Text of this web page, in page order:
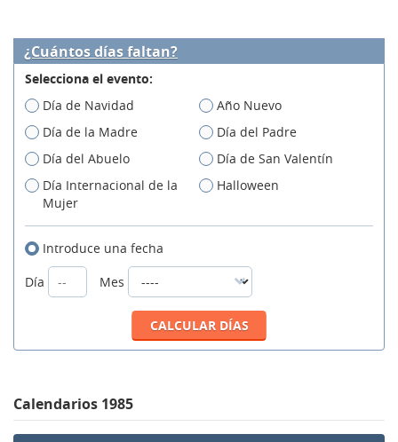
¿Cuántos días faltan?
Selecciona el evento:
Día de Navidad
Año Nuevo
Día de la Madre
Día del Padre
Día del Abuelo
Día de San Valentín
Día Internacional de la
Mujer
Halloween
Introduce una fecha
Día
Mes
Calendarios 1985